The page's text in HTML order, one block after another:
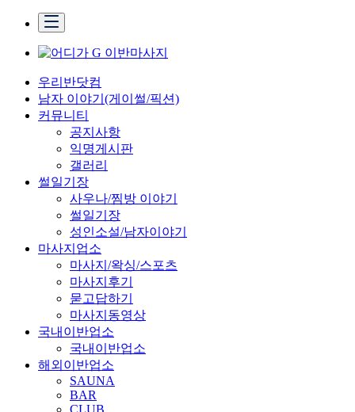
우리반닷컴
남자 이야기(게이썰/픽션)
커뮤니티
공지사항
익명게시판
갤러리
썰일기장
사우나/찜방 이야기
썰일기장
성인소설/남자이야기
마사지업소
마사지/왁싱/스포츠
마사지후기
묻고답하기
마사지동영상
국내이반업소
국내이반업소
해외이반업소
SAUNA
BAR
CLUB